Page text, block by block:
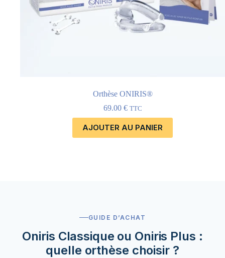
Orthèse ONIRIS®
69.00 € TTC
AJOUTER AU PANIER
GUIDE D’ACHAT
Oniris Classique ou Oniris Plus :
quelle orthèse choisir ?